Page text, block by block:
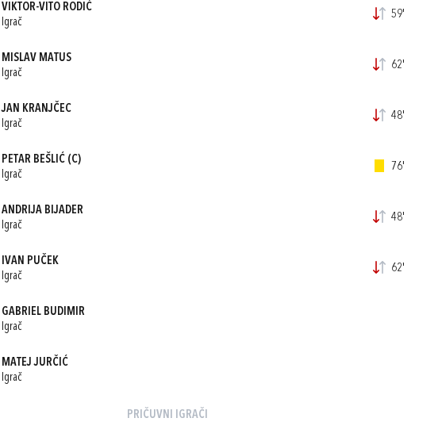
VIKTOR-VITO RODIĆ
Igrač
59'
MISLAV MATUS
Igrač
62'
JAN KRANJČEC
Igrač
48'
PETAR BEŠLIĆ(C)
Igrač
76'
ANDRIJA BIJADER
Igrač
48'
IVAN PUČEK
Igrač
62'
GABRIEL BUDIMIR
Igrač
MATEJ JURČIĆ
Igrač
PRIČUVNI IGRAČI